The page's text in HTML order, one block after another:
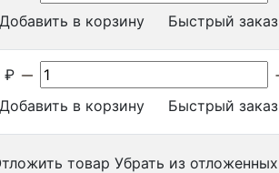
Добавить в корзину
Быстрый заказ
₽
Добавить в корзину
Быстрый заказ
товар Убрать из отложенных